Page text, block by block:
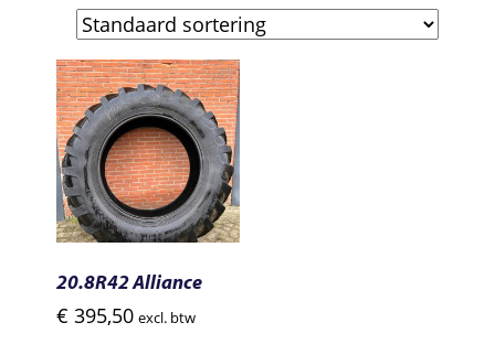
20.8R42 Alliance
€ 395,50 excl. btw